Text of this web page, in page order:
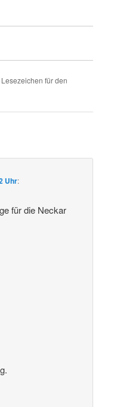
für den
Uhr:
für die Neckar